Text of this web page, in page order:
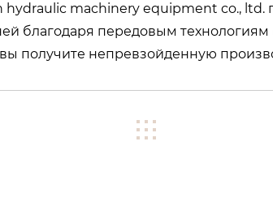
machinery equipment co., ltd.
благодаря передовым технологиям
получите непревзойденную